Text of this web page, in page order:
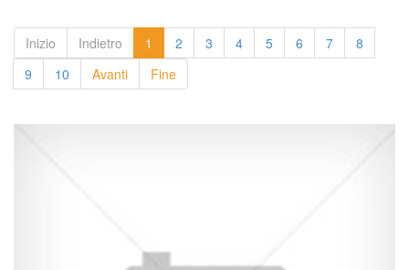
Inizio Indietro 1 2 3 4 5 6 7
8
9
10 Avanti Fine